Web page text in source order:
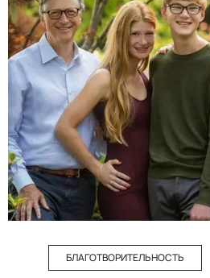
БЛАГОТВОРИТЕЛЬНОСТЬ